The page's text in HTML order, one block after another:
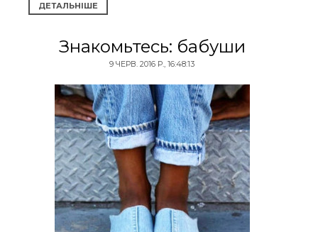
ДЕТАЛЬНІШЕ
Знакомьтесь: бабуши
9 ЧЕРВ. 2016 Р., 16:48:13